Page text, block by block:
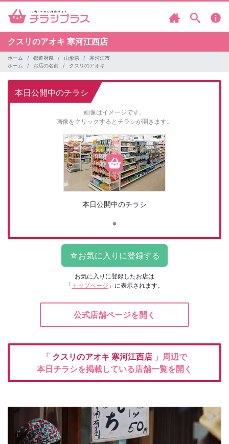
クスリのアオキ 寒河江西店
ホーム 都道府県 山形県
寒河江市
ホーム
お店の名前 クスリのアオキ
本日公開中のチラシ
画像はイメージです。
画像をクリックするとチラシが開きます。
本日公開中のチラシ
お気に入りに登録したお店は
「 トップページ 」に表示されます。
公式店舗ページを開く
「 クスリのアオキ 寒河江西店 」周辺で
本日チラシを掲載している店舗一覧を開く